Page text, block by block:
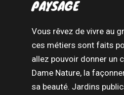
PAYSAGE
Vous rêvez de vivre au
ces métiers sont faits
allez pouvoir donner un
Dame Nature, la
sa beauté. Jardins